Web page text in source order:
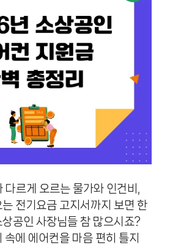
다르게 오르는 물가와 인건비,
전기요금 고지서까지 보면 한
공인 사장님들 참 많으시죠?
속에 에어컨을 마음 편히 틀지